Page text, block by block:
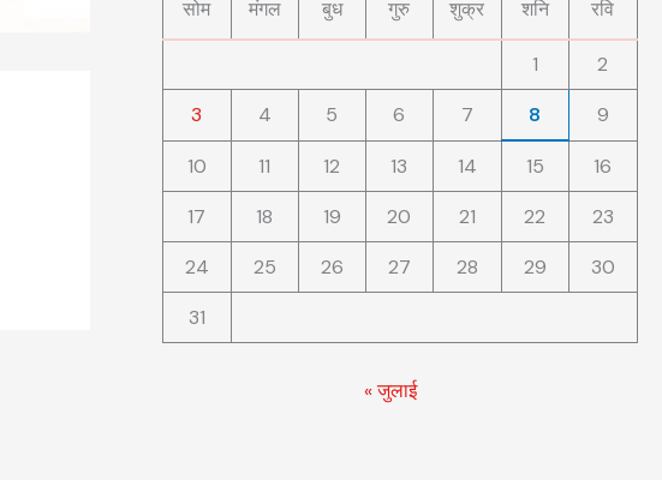
सोम मंगल बुध गुरु शुक्र शनि रवि
1
2
3
4 5 6 7 8 9
10 11 12 13 14 15
16
17
18 19 20 21 22
23
24
25 26 27 28 29
30
31
« जुलाई